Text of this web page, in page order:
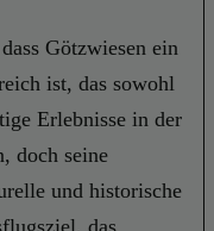
Götzwiesen ein
ist, das sowohl
Erlebnisse in der
doch seine
und historische
das